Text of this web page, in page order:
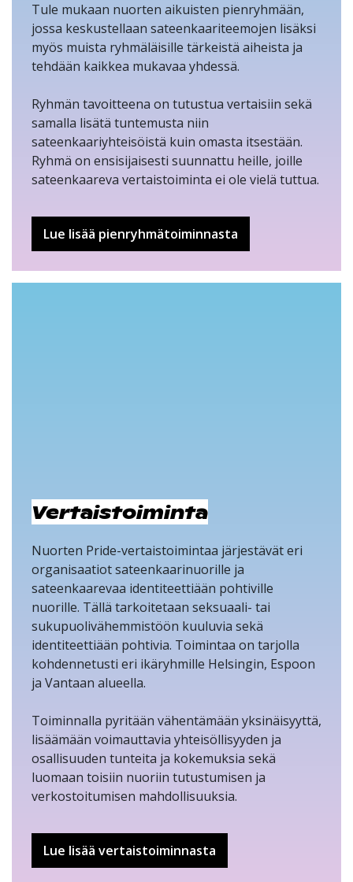
Tule mukaan nuorten aikuisten pienryhmään,
jossa keskustellaan sateenkaariteemojen lisäksi
myös muista ryhmäläisille tärkeistä aiheista ja
tehdään kaikkea mukavaa yhdessä.
Ryhmän tavoitteena on tutustua vertaisiin sekä
samalla lisätä tuntemusta niin
sateenkaariyhteisöistä kuin omasta itsestään.
Ryhmä on ensisijaisesti suunnattu heille, joille
sateenkaareva vertaistoiminta ei ole vielä tuttua.
Lue lisää pienryhmätoiminnasta
Vertaistoiminta
Nuorten Pride-vertaistoimintaa järjestävät eri
organisaatiot sateenkaarinuorille ja
sateenkaarevaa identiteettiään pohtiville
nuorille. Tällä tarkoitetaan seksuaali- tai
sukupuolivähemmistöön kuuluvia sekä
identiteettiään pohtivia. Toimintaa on tarjolla
kohdennetusti eri ikäryhmille Helsingin, Espoon
ja Vantaan alueella.
Toiminnalla pyritään vähentämään yksinäisyyttä,
lisäämään voimauttavia yhteisöllisyyden ja
osallisuuden tunteita ja kokemuksia sekä
luomaan toisiin nuoriin tutustumisen ja
verkostoitumisen mahdollisuuksia.
Lue lisää vertaistoiminnasta